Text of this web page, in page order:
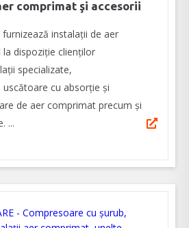
comprimat şi accesorii
furnizează instalații de aer
dispoziţie clienților
specializate,
cu absorţie şi
de aer comprimat precum şi
...